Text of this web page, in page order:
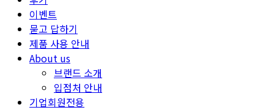
이벤트
묻고 답하기
제품 사용 안내
About us
브랜드 소개
입점처 안내
기업회원전용